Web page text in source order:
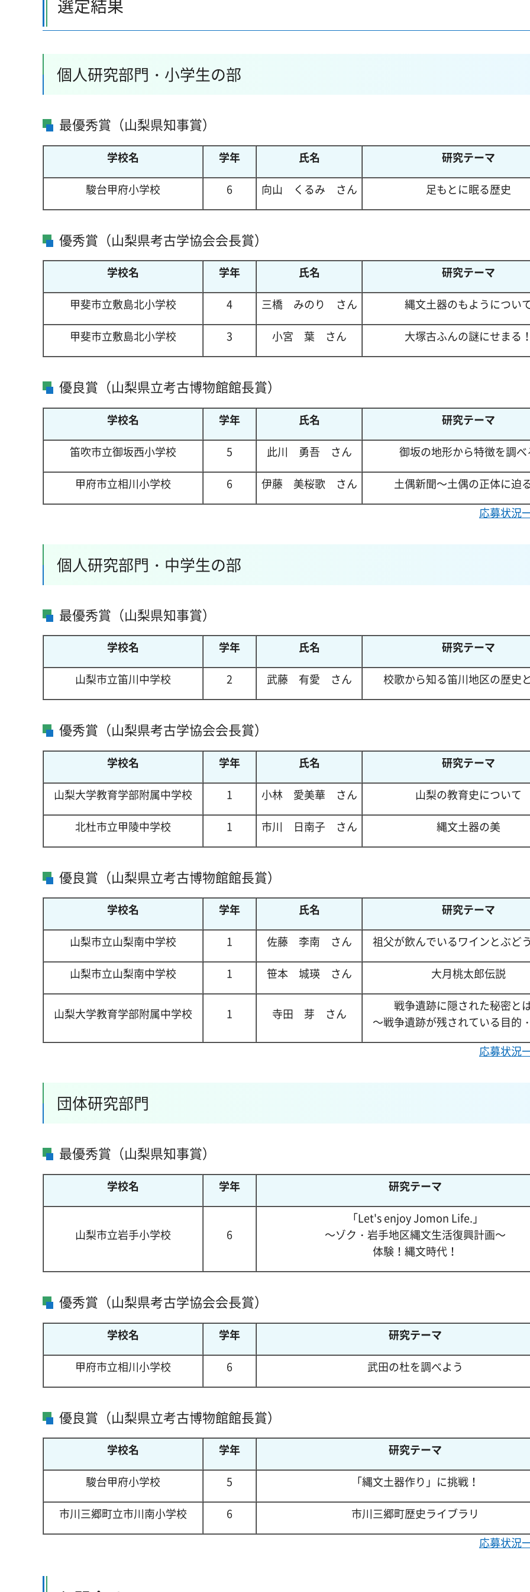
選定結果
個人研究部門・小学生の部
最優秀賞（山梨県知事賞）
学校名 学年 氏名
研究テーマ
駿台甲府小学校
6 向山 く るみ さん 足もとに眠る歴史
優秀賞（山梨県考古学協会会長賞）
学校名 学年 氏名
研究テーマ
甲斐市立敷島北小学校
4 三橋 みのり さん
縄文土器のもようについ
甲斐市立敷島北小学校
3 小宮 葉 さん 大塚古ふんの謎にせまる
優良賞（山梨県立考古博物館館長賞）
学校名 学年 氏名
研究テーマ
笛吹市立御坂西小学校
5 此川 勇吾 さん
御坂の地形から特徴を調べ
甲府市立相川小学校
6 伊藤 美桜歌 さん
土偶新聞～土偶の正体に迫
応募状況
個人研究部門・中学生の部
最優秀賞（山梨県知事賞）
学校名 学年 氏名
研究テーマ
山梨市立笛川中学校
2 武藤 有愛 さん 校歌から知る笛川地区の歴史
優秀賞（山梨県考古学協会会長賞）
学校名 学年 氏名
研究テーマ
山梨大学教育学部附属中学校
1 小林 愛美華 さん
山梨の教育史について
北杜市立甲陵中学校
1 市川 日南子 さん 縄文土器の美
優良賞（山梨県立考古博物館館長賞）
学校名 学年 氏名
研究テーマ
山梨市立山梨南中学校
1 佐藤 李南 さん
祖父が飲んでいるワインとぶど
山梨市立山梨南中学校
1 笹本 城瑛 さん 大月桃太郎伝説
山梨大学教育学部附属中学校 1 寺田 芽 さん
戦争遺跡に隠された秘密と
～戦争遺跡が残されている目的
応募状況
団体研究部門
最優秀賞（山梨県知事賞）
学校名 学年 研究テーマ
山梨市立岩手小学校 6
「Let's enjoy Jomon Life.」
～ゾク・岩手地区縄文生活復興計画～
体験！縄文時代！
優秀賞（山梨県考古学協会会長賞）
学校名 学年
研究テーマ
甲府市立相川小学校
6 武田の杜を調べよう
優良賞（山梨県立考古博物館館長賞）
学校名 学年
研究テーマ
駿台甲府小学校
5
「縄文土器作り」に挑戦！
市川三郷町立市川南小学校
6
市川三郷町歴史ライブラリ
応募状況